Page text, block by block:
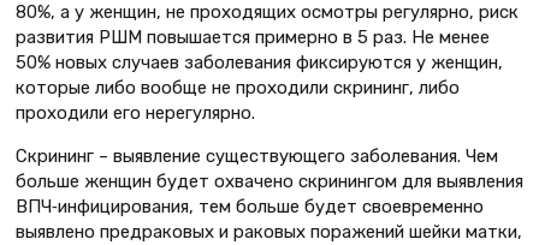
80%, а у женщин, не проходящих осмотры регулярно, риск
развития РШМ повышается примерно в 5 раз. Не менее
50% новых случаев заболевания фиксируются у женщин,
которые либо вообще не проходили скрининг, либо
проходили его нерегулярно.
Скрининг – выявление существующего заболевания. Чем
больше женщин будет охвачено скринингом для выявления
ВПЧ‐инфицирования, тем больше будет своевременно
выявлено предраковых и раковых поражений шейки матки,